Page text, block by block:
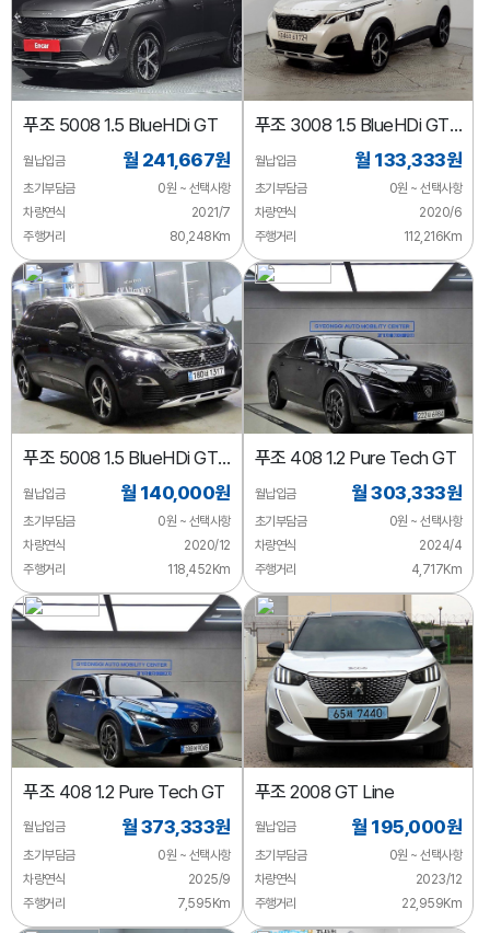
푸조 5008 1.5 BlueHDi GT
월납입금 월 241,667원
초기부담금
0원 ~ 선택사항
차량연식
2021/7
주행거리
80,248Km
푸조 3008 1.5 BlueHDi GT
Line
월납입금 월 133,333원
초기부담금
0원 ~ 선택사항
차량연식
2020/6
주행거리
112,216Km
푸조 5008 1.5 BlueHDi GT
Line
월납입금 월 140,000원
초기부담금
0원 ~ 선택사항
차량연식
2020/12
주행거리
118,452Km
푸조 408 1.2 Pure Tech GT
월납입금 월 303,333원
초기부담금
0원 ~ 선택사항
차량연식
2024/4
주행거리
4,717Km
푸조 408 1.2 Pure Tech GT
월납입금 월 373,333원
초기부담금
0원 ~ 선택사항
차량연식
2025/9
주행거리
7,595Km
푸조 2008 GT Line
월납입금 월 195,000원
초기부담금
0원 ~ 선택사항
차량연식
2023/12
주행거리
22,959Km